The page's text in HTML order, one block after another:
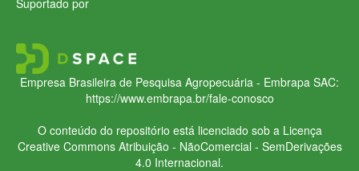
Empresa Brasileira de Pesquisa Agropecuária - Embrapa SAC:
https://www.embrapa.br/fale-conosco
O conteúdo do repositório está licenciado sob a Licença
Creative CommonsAtribuição - NãoComercial - SemDerivações
4.0 Internacional.